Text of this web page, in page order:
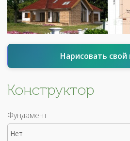
Нарисовать свой
Конструктор
Фундамент
Нет